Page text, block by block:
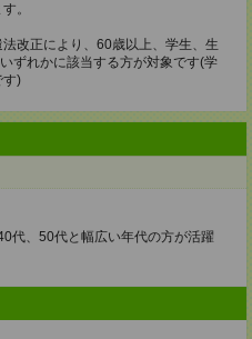
。
改正により、60歳以上、学生、生
ずれかに該当する方が対象です(学
す)
代、50代と幅広い年代の方が活躍